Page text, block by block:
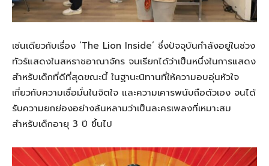
เช่นเดียวกับเรื่อง ‘The Lion Inside’ ซึ่งปัจจุบันกำลังอยู่ในช่วง
ทัวร์แสดงในสหราชอาณาจักร จนเรียกได้ว่าเป็นหนึ่งในการแสดง
สำหรับเด็กที่ดีที่สุดขณะนี้ ในฐานะนิทานที่ให้ความอบอุ่นหัวใจ
เกี่ยวกับความเชื่อมั่นในจิตใจ และความเคารพนับถือตัวเอง จนได้
รับความยกย่องอย่างล้นหลามว่าเป็นละครเพลงที่เหมาะสม
สำหรับเด็กอายุ 3 ปี ขึ้นไป